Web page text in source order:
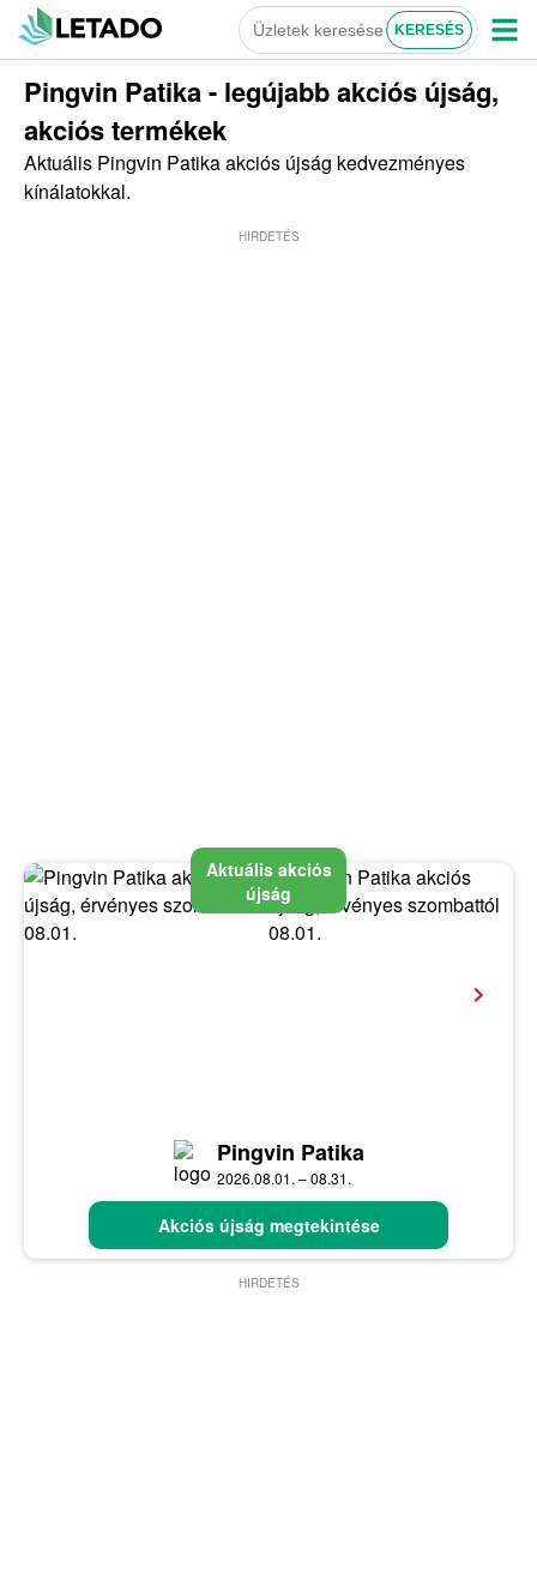
Pingvin Patika - legújabb akciós újság,
akciós termékek
Aktuális Pingvin Patika akciós újság kedvezményes
kínálatokkal.
HIRDETÉS
Aktuális akciós
újság
Pingvin Patika
2026.08.01. – 08.31.
Akciós újság megtekintése
HIRDETÉS